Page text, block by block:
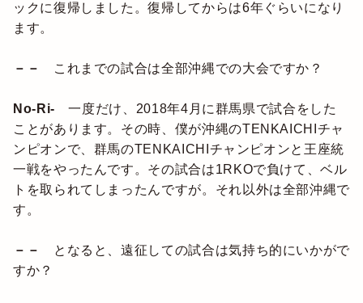
ックに復帰しました。復帰してからは6年ぐらいになり
ます。
－－ これまでの試合は全部沖縄での大会ですか？
No-Ri-一度だけ、2018年4月に群馬県で試合をした
ことがあります。その時、僕が沖縄のTENKAICHIチャ
ンピオンで、群馬のTENKAICHIチャンピオンと王座統
一戦をやったんです。その試合は1RKOで負けて、ベル
トを取られてしまったんですが。それ以外は全部沖縄で
す。
－－
となると、遠征しての試合は気持ち的にいかがで
すか？